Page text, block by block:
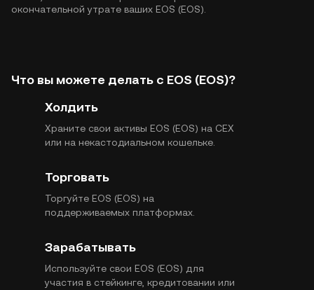
окончательной утрате ваших EOS (EOS).
Что вы можете делать с EOS (EOS)?
Холдить
Храните свои активы EOS (EOS) на CEX
или на некастодиальном кошельке.
Торговать
Торгуйте EOS (EOS) на
поддерживаемых платформах.
Зарабатывать
Используйте свои EOS (EOS) для
участия в стейкинге, кредитовании или